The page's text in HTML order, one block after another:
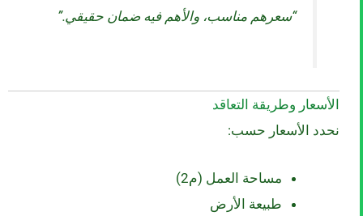
“سعرهم مناسب، والأهم فيه ضمان حقيقي.”
الأسعار وطريقة التعاقد
نحدد الأسعار حسب:
مساحة العمل (م2)
طبيعة الأرض